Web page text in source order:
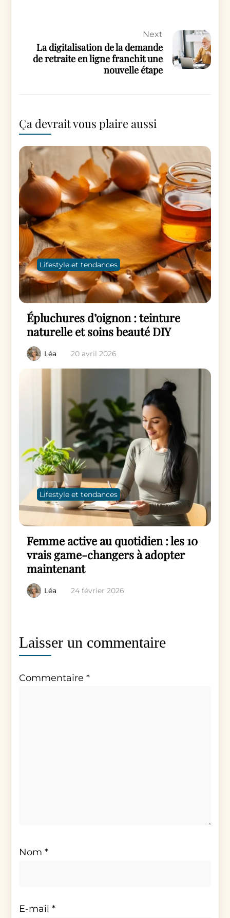
Next
La digitalisation de la demande
de retraite en ligne franchit une
nouvelle étape
Ça devrait vous plaire aussi
Lifestyle et tendances
Épluchures d’oignon : teinture
naturelle et soins beauté DIY
Léa 20 avril 2026
Lifestyle et tendances
Femme active au quotidien : les 10
vrais game-changers à adopter
maintenant
Léa 24 février 2026
Laisser un commentaire
Commentaire*
Nom*
E-mail*